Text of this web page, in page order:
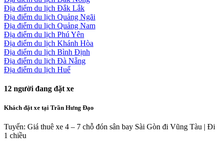
Địa điểm du lịch Đắk Lắk
Địa điểm du lịch Quảng Ngãi
Địa điểm du lịch Quảng Nam
Địa điểm du lịch Phú Yên
Địa điểm du lịch Khánh Hòa
Địa điểm du lịch Bình Định
Địa điểm du lịch Đà Nẵng
Địa điểm du lịch Huế
12 người đang đặt xe
Khách đặt xe tại Trần Hưng Đạo
Tuyến: Giá thuê xe 4 – 7 chỗ đón sân bay Sài Gòn đi Vũng Tàu | Đi
1 chiều